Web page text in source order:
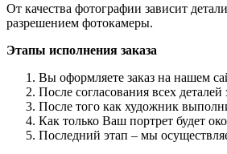
От качества фотографии зависит
разрешением фотокамеры.
Этапы исполнения заказа
Вы оформляете заказ на нашем
После согласования всех
После того как художник
Как только Ваш портрет будет
Последний этап – мы